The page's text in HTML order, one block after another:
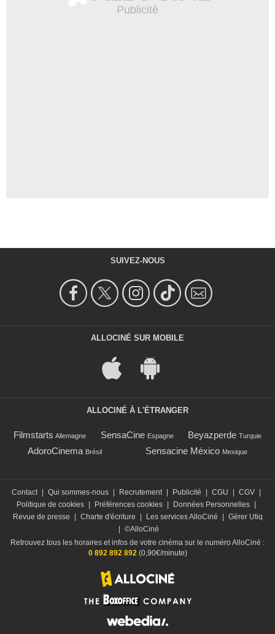
SUIVEZ-NOUS
ALLOCINÉ SUR MOBILE
ALLOCINÉ À L'ÉTRANGER
Filmstarts Allemagne SensaCine Espagne Beyazperde Turquie
AdoroCinema Brésil Sensacine México Mexique
Contact Qui sommes-nous Recrutement Publicité CGU CGV
Politique de cookies
Préférences cookies Données Personnelles
Revue de presse
Charte d'écriture Les services AlloCiné
Gérer Utiq
©AlloCiné
Retrouvez tous les horaires et infos de votre cinéma sur le numéro AlloCiné :
0 892 892 892(0,90€/minute)